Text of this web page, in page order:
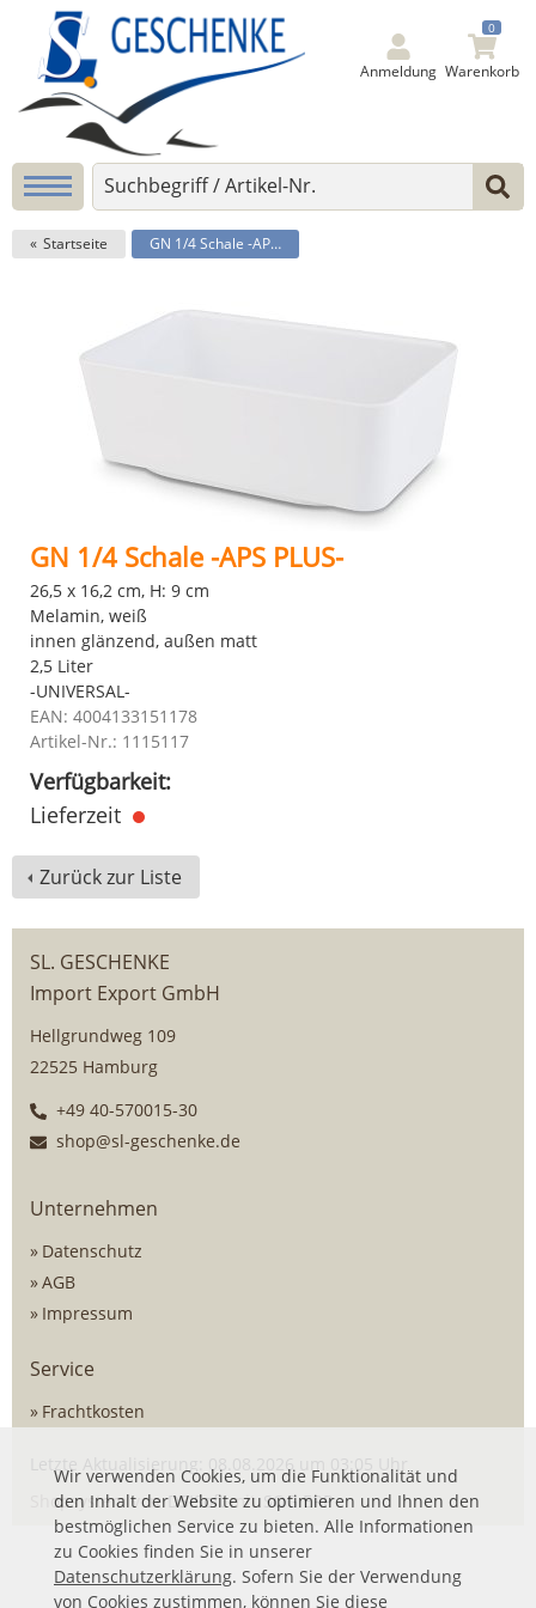
Anmeldung
0
Warenkorb
Startseite GN 1/4 Schale -APS PLUS-
GN 1/4 Schale -APS PLUS-
26,5 x 16,2 cm, H: 9 cm
Melamin, weiß
innen glänzend, außen matt
2,5 Liter
-UNIVERSAL-
EAN: 4004133151178
Artikel-Nr.: 1115117
Verfügbarkeit:
Lieferzeit
Zurück zur Liste
SL. GESCHENKE
Import Export GmbH
Hellgrundweg 109
22525 Hamburg
+49 40-570015-30
shop@sl-geschenke.de
Unternehmen
Datenschutz
AGB
Impressum
Service
Frachtkosten
Letzte Aktualisierung: 08.08.2026 um 03:05 Uhr
Shopsystem vonDSISoftmit SOG ERP
Wir verwenden Cookies, um die Funktionalität und
den Inhalt der Website zu optimieren und Ihnen den
bestmöglichen Service zu bieten. Alle Informationen
zu Cookies finden Sie in unserer
Datenschutzerklärung. Sofern Sie der Verwendung
von Cookies zustimmen, können Sie diese